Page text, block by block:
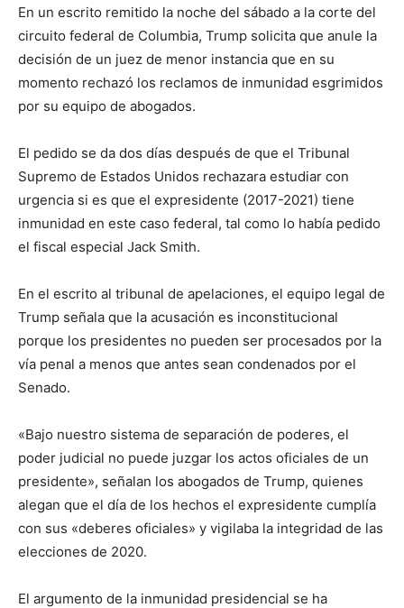
En un escrito remitido la noche del sábado a la corte del
circuito federal de Columbia, Trump solicita que anule la
decisión de un juez de menor instancia que en su
momento rechazó los reclamos de inmunidad esgrimidos
por su equipo de abogados.
El pedido se da dos días después de que el Tribunal
Supremo de Estados Unidos rechazara estudiar con
urgencia si es que el expresidente (2017-2021) tiene
inmunidad en este caso federal, tal como lo había pedido
el fiscal especial Jack Smith.
En el escrito al tribunal de apelaciones, el equipo legal de
Trump señala que la acusación es inconstitucional
porque los presidentes no pueden ser procesados por la
vía penal a menos que antes sean condenados por el
Senado.
«Bajo nuestro sistema de separación de poderes, el
poder judicial no puede juzgar los actos oficiales de un
presidente», señalan los abogados de Trump, quienes
alegan que el día de los hechos el expresidente cumplía
con sus «deberes oficiales» y vigilaba la integridad de las
elecciones de 2020.
El argumento de la inmunidad presidencial se ha